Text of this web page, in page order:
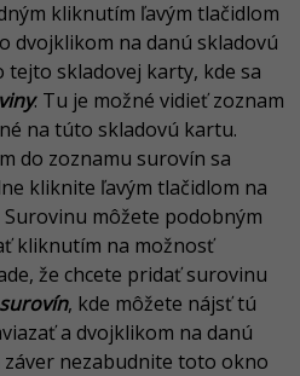
kliknutím ľavým tlačidlom
dvojklikom na danú skladovú
skladovej karty, kde sa
. Tu je možné vidieť zoznam
na túto skladovú kartu.
do zoznamu surovín sa
kliknite ľavým tlačidlom na
Surovinu môžete podobným
kliknutím na možnosť
že chcete pridať surovinu
, kde môžete nájsť tú
a dvojklikom na danú
nezabudnite toto okno